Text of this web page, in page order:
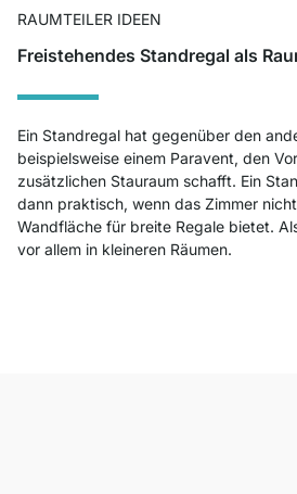
RAUMTEILER IDEEN
Freistehendes Standregal als
Ein Standregal hat gegenüber den
beispielsweise einem Paravent, den
zusätzlichen Stauraum schafft. Ein
dann praktisch, wenn das Zimmer
Wandfläche für breite Regale bietet.
vor allem in kleineren Räumen.